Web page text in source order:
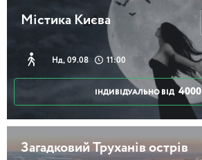
Містика Києва
Нд, 09.08 11:00
ІНДИВІДУАЛЬНО ВІД 4000
Загадковий Труханів острів